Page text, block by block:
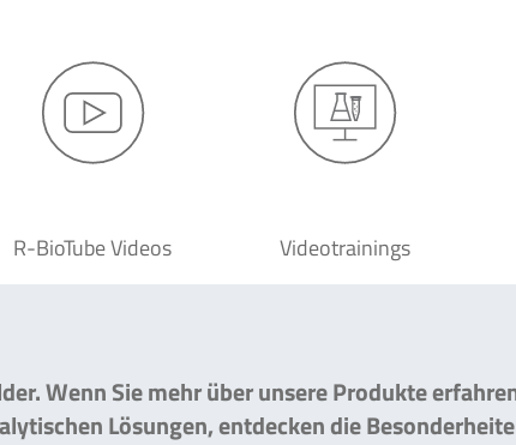
R-BioTube Videos Videotrainings
Wenn Sie mehr über unsere Produkte
Lösungen, entdecken die